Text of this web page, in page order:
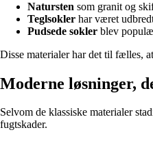
Natursten som granit og
Teglsokler har været
Pudsede sokler blev
Disse materialer har det til fælles,
Moderne løsninger,
Selvom de klassiske materialer
fugtskader.